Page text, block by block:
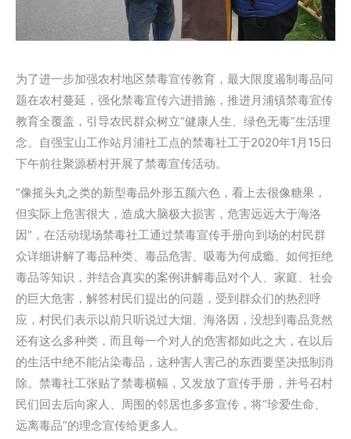
为了进一步加强农村地区禁毒宣传教育，最大限度遏制毒品问
题在农村蔓延，强化禁毒宣传六进措施，推进月浦镇禁毒宣传
教育全覆盖，引导农民群众树立“健康人生、绿色无毒”生活理
念。自强宝山工作站月浦社工点的禁毒社工于2020年1月15日
下午前往聚源桥村开展了禁毒宣传活动。
“像摇头丸之类的新型毒品外形五颜六色，看上去很像糖果，
但实际上危害很大，造成大脑极大损害，危害远远大于海洛
因”，在活动现场禁毒社工通过禁毒宣传手册向到场的村民群
众详细讲解了毒品种类、毒品危害、吸毒为何成瘾、如何拒绝
毒品等知识，并结合真实的案例讲解毒品对个人、家庭、社会
的巨大危害，解答村民们提出的问题，受到群众们的热烈呼
应，村民们表示以前只听说过大烟、海洛因，没想到毒品竟然
还有这么多种类，而且每一个对人的危害都如此之大，在以后
的生活中绝不能沾染毒品，这种害人害己的东西要坚决抵制消
除。禁毒社工张贴了禁毒横幅，又发放了宣传手册，并号召村
民们回去后向家人、周围的邻居也多多宣传，将“珍爱生命、
远离毒品”的理念宣传给更多人。